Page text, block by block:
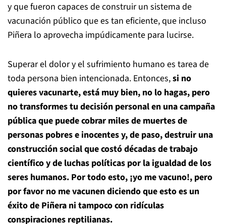
y que fueron capaces de construir un sistema de
vacunación público que es tan eficiente, que incluso
Piñera lo aprovecha impúdicamente para lucirse.
Superar el dolor y el sufrimiento humano es tarea de
toda persona bien intencionada. Entonces,si no
quieres vacunarte, está muy bien, no lo hagas, pero
no transformes tu decisión personal en una campaña
pública que puede cobrar miles de muertes de
personas pobres e inocentes y, de paso, destruir una
construcción social que costó décadas de trabajo
científico y de luchas políticas por la igualdad de los
seres humanos. Por todo esto, ¡yo me vacuno!, pero
por favor no me vacunen diciendo que esto es un
éxito de Piñera ni tampoco con ridículas
conspiraciones reptilianas.